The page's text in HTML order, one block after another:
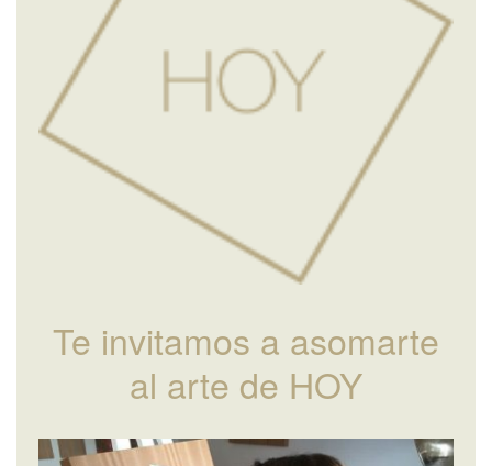
Te invitamos a asomarte
al arte de HOY